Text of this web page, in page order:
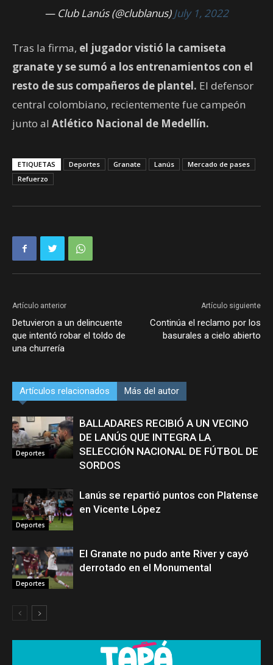
— Club Lanús (@clublanus)July 1, 2022
Tras la firma, el jugador vistió la camiseta
granate y se sumó a los entrenamientos con el
resto de sus compañeros de plantel. El defensor
central colombiano, recientemente fue campeón
junto al Atlético Nacional de Medellín.
ETIQUETAS Deportes Granate Lanús
Mercado de pases
Refuerzo
Artículo anterior
Detuvieron a un delincuente
que intentó robar el toldo de
una churrería
Artículo siguiente
Continúa el reclamo por los
basurales a cielo abierto
Artículos relacionados Más del autor
Deportes
BALLADARES RECIBIÓ A UN VECINO
DE LANÚS QUE INTEGRA LA
SELECCIÓN NACIONAL DE FÚTBOL DE
SORDOS
Deportes
Lanús se repartió puntos con Platense
en Vicente López
Deportes
El Granate no pudo ante River y cayó
derrotado en el Monumental